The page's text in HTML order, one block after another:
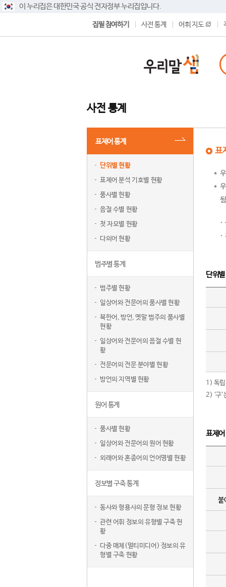
이 누리집은 대한민국 공식 전자정부 누리집입니다.
집필 참여하기 사전 통계 어휘 지도
사전 통계
표제어 통계
단위별 현황
표제어 분석 기호별 현황
품사별 현황
음절 수별 현황
첫 자모별 현황
다의어 현황
범주별 통계
범주별 현황
일상어와 전문어의 품사별 현황
북한어, 방언, 옛말 범주의 품사별
현황
일상어와 전문어의 음절 수별 현
황
전문어의 전문 분야별 현황
방언의 지역별 현황
원어 통계
품사별 현황
일상어와 전문어의 원어 현황
외래어와 혼종어의 언어명별 현황
정보별 구축 통계
동사와 형용사의 문형 정보 현황
관련 어휘 정보의 유형별 구축 현
황
다중 매체(멀티미디어) 정보의 유
형별 구축 현황
표
단위
1) 독립
2) ‘구
표제
붙